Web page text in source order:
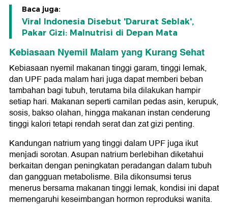
Baca juga:
Viral Indonesia Disebut 'Darurat Seblak',
Pakar Gizi: Malnutrisi di Depan Mata
Kebiasaan Nyemil Malam yang Kurang Sehat
Kebiasaan nyemil makanan tinggi garam, tinggi lemak,
dan UPF pada malam hari juga dapat memberi beban
tambahan bagi tubuh, terutama bila dilakukan hampir
setiap hari. Makanan seperti camilan pedas asin, kerupuk,
sosis, bakso olahan, hingga makanan instan cenderung
tinggi kalori tetapi rendah serat dan zat gizi penting.
Kandungan natrium yang tinggi dalam UPF juga ikut
menjadi sorotan. Asupan natrium berlebihan diketahui
berkaitan dengan peningkatan peradangan dalam tubuh
dan gangguan metabolisme. Bila dikonsumsi terus
menerus bersama makanan tinggi lemak, kondisi ini dapat
memengaruhi keseimbangan hormon reproduksi wanita.